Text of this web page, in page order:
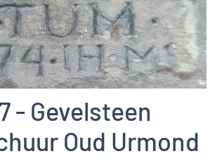
- Gevelsteen
Oud Urmond